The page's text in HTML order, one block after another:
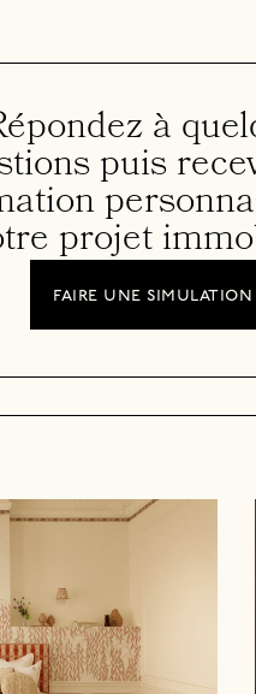
à
puis
projet
faire une simulation